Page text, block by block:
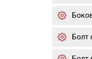
Болт